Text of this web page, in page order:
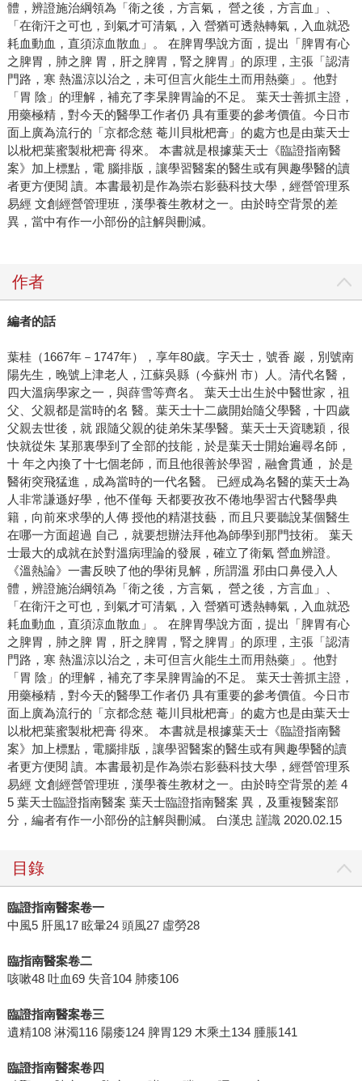
體，辨證施治綱領為「衛之後，方言氣， 營之後，方言血」、
「在衛汗之可也，到氣才可清氣，入 營猶可透熱轉氣，入血就恐
耗血動血，直須涼血散血」。 在脾胃學說方面，提出「脾胃有心
之脾胃，肺之脾 胃，肝之脾胃，腎之脾胃」的原理，主張「認清
門路，寒 熱溫涼以治之，未可但言火能生土而用熱藥」。他對
「胃 陰」的理解，補充了李杲脾胃論的不足。 葉天士善抓主證，
用藥極精，對今天的醫學工作者仍 具有重要的參考價值。今日市
面上廣為流行的「京都念慈 菴川貝枇杷膏」的處方也是由葉天士
以枇杷葉蜜製枇杷膏 得來。 本書就是根據葉天士《臨證指南醫
案》加上標點，電 腦排版，讓學習醫案的醫生或有興趣學醫的讀
者更方便閱 讀。本書最初是作為崇右影藝科技大學，經營管理系
易經 文創經營管理班，漢學養生教材之一。由於時空背景的差
異，當中有作一小部份的註解與刪減。
作者
編者的話
葉桂（1667年－1747年），享年80歲。字天士，號香 巖，別號南
陽先生，晚號上津老人，江蘇吳縣（今蘇州 市）人。清代名醫，
四大溫病學家之一，與薛雪等齊名。 葉天士出生於中醫世家，祖
父、父親都是當時的名 醫。葉天士十二歲開始隨父學醫，十四歲
父親去世後，就 跟隨父親的徒弟朱某學醫。葉天士天資聰穎，很
快就從朱 某那裏學到了全部的技能，於是葉天士開始遍尋名師，
十 年之內換了十七個老師，而且他很善於學習，融會貫通， 於是
醫術突飛猛進，成為當時的一代名醫。 已經成為名醫的葉天士為
人非常謙遜好學，他不僅每 天都要孜孜不倦地學習古代醫學典
籍，向前來求學的人傳 授他的精湛技藝，而且只要聽說某個醫生
在哪一方面超過 自己，就要想辦法拜他為師學到那門技術。 葉天
士最大的成就在於對溫病理論的發展，確立了衛氣 營血辨證。
《溫熱論》一書反映了他的學術見解，所謂溫 邪由口鼻侵入人
體，辨證施治綱領為「衛之後，方言氣， 營之後，方言血」、
「在衛汗之可也，到氣才可清氣，入 營猶可透熱轉氣，入血就恐
耗血動血，直須涼血散血」。 在脾胃學說方面，提出「脾胃有心
之脾胃，肺之脾 胃，肝之脾胃，腎之脾胃」的原理，主張「認清
門路，寒 熱溫涼以治之，未可但言火能生土而用熱藥」。他對
「胃 陰」的理解，補充了李杲脾胃論的不足。 葉天士善抓主證，
用藥極精，對今天的醫學工作者仍 具有重要的參考價值。今日市
面上廣為流行的「京都念慈 菴川貝枇杷膏」的處方也是由葉天士
以枇杷葉蜜製枇杷膏 得來。 本書就是根據葉天士《臨證指南醫
案》加上標點，電腦排版，讓學習醫案的醫生或有興趣學醫的讀
者更方便閱 讀。本書最初是作為崇右影藝科技大學，經營管理系
易經 文創經營管理班，漢學養生教材之一。由於時空背景的差 4
5 葉天士臨證指南醫案 葉天士臨證指南醫案 異，及重複醫案部
分，編者有作一小部份的註解與刪減。 白漢忠 謹識 2020.02.15
目錄
臨證指南醫案卷一
中風5 肝風17 眩暈24 頭風27 虛勞28
臨指南醫案卷二
咳嗽48 吐血69 失音104 肺痿106
臨證指南醫案卷三
遺精108 淋濁116 陽痿124 脾胃129 木乘土134 腫脹141
臨證指南醫案卷四